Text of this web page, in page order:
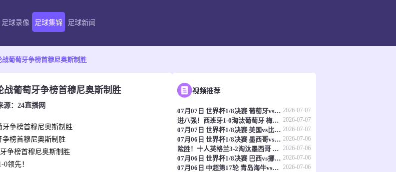
足球录像 足球集锦 足球新闻
葡萄牙争榜首穆尼奥斯制胜
战葡萄牙争榜首穆尼奥斯制胜
源：24直播网
争榜首穆尼奥斯制胜
争榜首穆尼奥斯制胜
争榜首穆尼奥斯制胜
领先！
视频推荐
07月07日 世界杯1/8决赛 葡萄牙vs西班牙 全场录像 2026-07-07
进八强！西班牙1-0淘汰葡萄牙 梅里诺91分钟绝杀41岁C罗最后一舞 2026-07-07
07月07日 世界杯1/8决赛 美国vs比利时 进球 2026-07-07
07月06日 世界杯1/8决赛 墨西哥vs英格兰 全场录像 2026-07-06
险胜！十人英格兰3-2淘汰墨西哥 贝林双响凯恩点射+送点宽萨直红 2026-07-06
07月06日 世界杯1/8决赛 巴西vs挪威 全场录像 2026-07-06
07月06日 中超第17轮 青岛海牛vs成都蓉城 全场录像 2026-07-06